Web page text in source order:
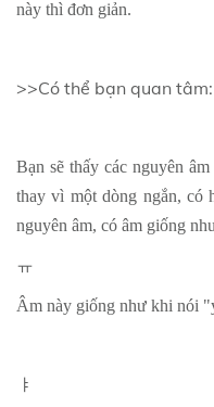
này thì đơn giản.
>>Có thể bạn quan tâm:
Bạn sẽ thấy các nguyên
thay vì một dòng ngắn, có
nguyên âm, có âm giống
ㅠ
Âm này giống như khi nói
ㅑ